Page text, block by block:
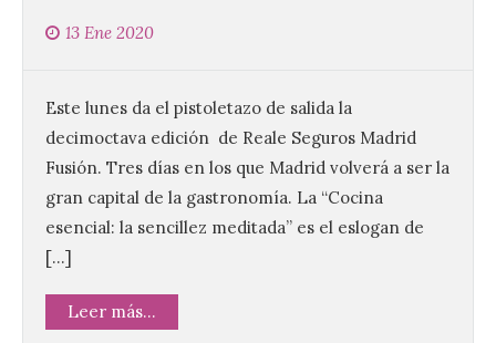
13 Ene 2020
Este lunes da el pistoletazo de salida la
decimoctava edición de Reale Seguros Madrid
Fusión. Tres días en los que Madrid volverá a ser la
gran capital de la gastronomía. La “Cocina
esencial: la sencillez meditada” es el eslogan de
[…]
Leer más...